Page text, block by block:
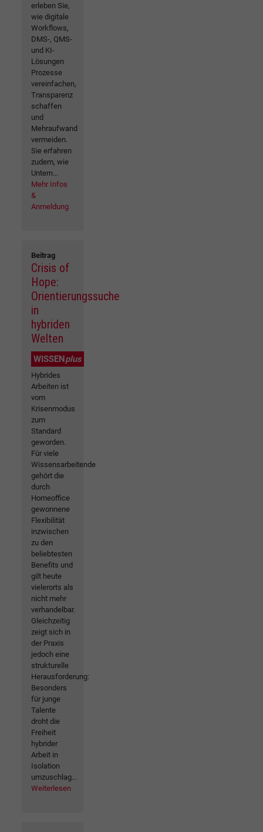
erleben Sie,
wie digitale
Workflows,
DMS-, QMS-
und KI-
Lösungen
Prozesse
vereinfachen,
Transparenz
schaffen
und
Mehraufwand
vermeiden.
Sie erfahren
zudem, wie
Untern...
Mehr Infos
&
Anmeldung
Beitrag
Crisis of
Hope:
Orientierungssuche
in
hybriden
Welten
WISSENplus
Hybrides
Arbeiten ist
vom
Krisenmodus
zum
Standard
geworden.
Für viele
Wissensarbeitende
gehört die
durch
Homeoffice
gewonnene
Flexibilität
inzwischen
zu den
beliebtesten
Benefits und
gilt heute
vielerorts als
nicht mehr
verhandelbar.
Gleichzeitig
zeigt sich in
der Praxis
jedoch eine
strukturelle
Herausforderung:
Besonders
für junge
Talente
droht die
Freiheit
hybrider
Arbeit in
Isolation
umzuschlag...
Weiterlesen